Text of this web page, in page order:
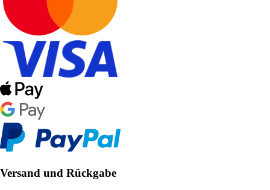
Versand und Rückgabe